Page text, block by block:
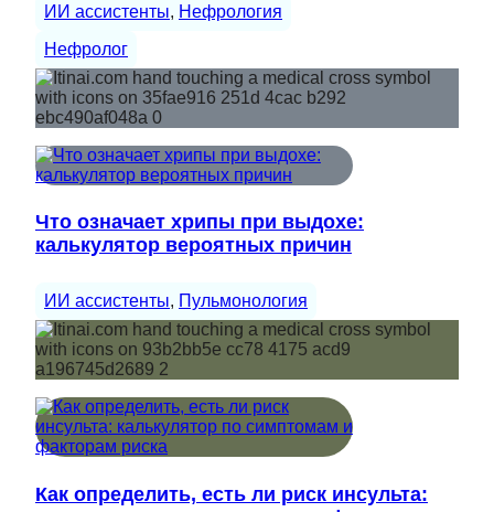
ИИ ассистенты, Нефрология
Нефролог
Что означает хрипы при выдохе:
калькулятор вероятных причин
ИИ ассистенты, Пульмонология
Как определить, есть ли риск инсульта: